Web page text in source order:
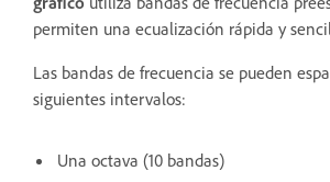
permiten una ecualización rápida y
Las bandas de frecuencia se pueden
siguientes intervalos:
Una octava (10 bandas)